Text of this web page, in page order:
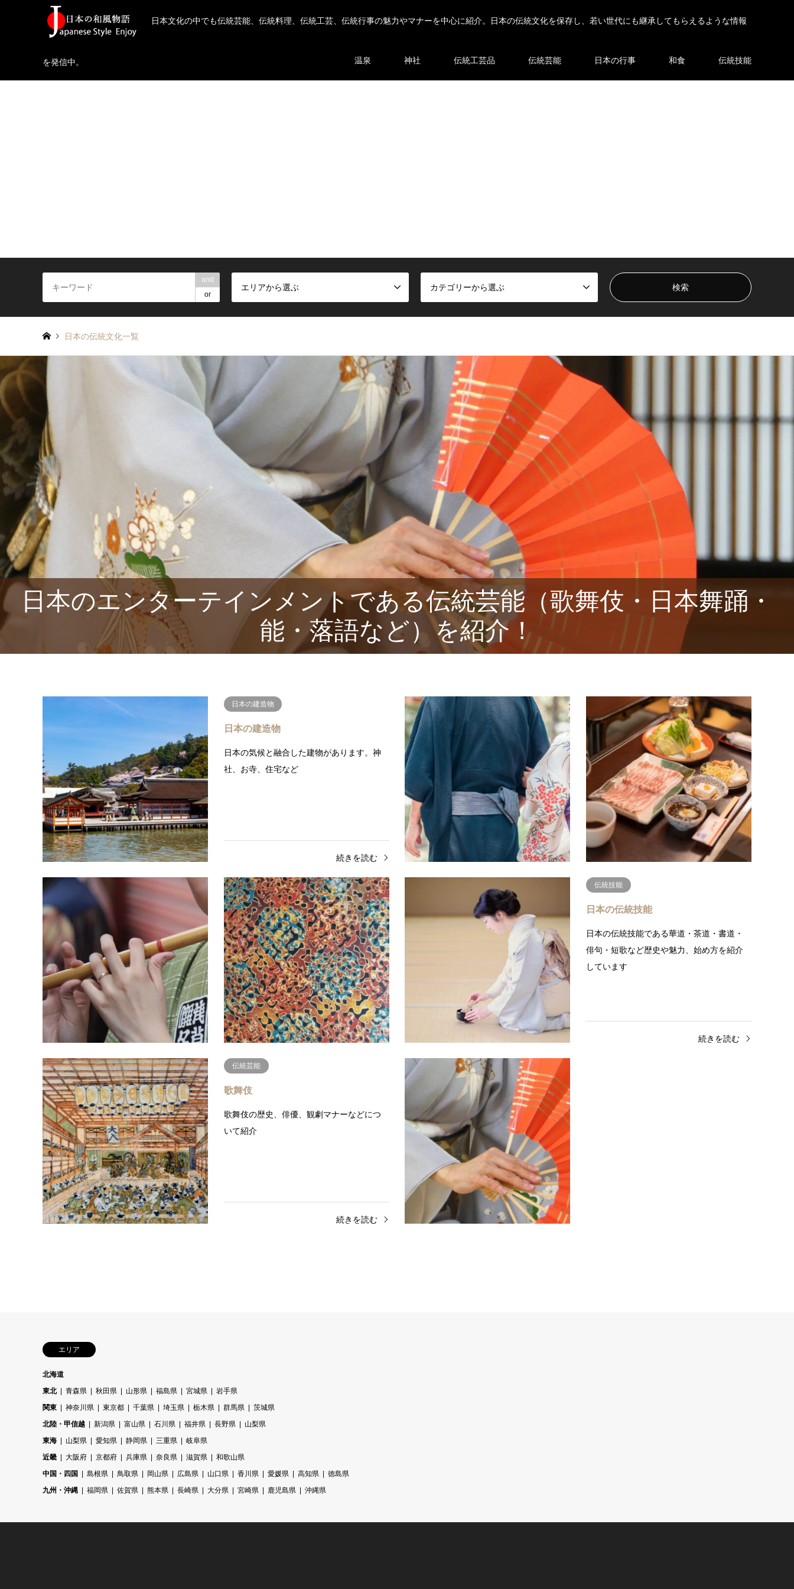
日本文化の中でも伝統芸能、伝統料理、伝統工芸、伝統行事の魅力やマナーを中心に紹介。日本の伝統文化を保存し、若い世代にも継承してもらえるような情報
を発信中。 温泉 神社 伝統工芸品 伝統芸能 日本の行事 和食 伝統技能
and
or
エリアから選ぶ カテゴリーから選ぶ
日本の伝統文化一覧
日本のエンターテインメントである伝統芸能（歌舞伎・日本舞踊・
能・落語など）を紹介！
日本の建造物
日本の建造物
日本の気候と融合した建物があります。神
社、お寺、住宅など
続きを読む
日本の行事
日本の行事
日本の春夏秋冬には思い出に残る色々な行
事があります。お正月、ひな祭り、節句、
七五三、お盆、お彼岸・・など等。子供の
ころを思い出すのもよし、家族とお…
続きを読む
和楽器
和楽器
三味線、太鼓、尺八などの歴史や魅力、和
楽器の使い方などを解説
続きを読む
日本の繊細で優雅と優しさが織りなす数々
伝統技能
日本の伝統技能
日本の伝統技能である華道・茶道・書道・
俳句・短歌など歴史や魅力、始め方を紹介
しています
続きを読む
伝統芸能
歌舞伎
歌舞伎の歴史、俳優、観劇マナーなどにつ
いて紹介
続きを読む
エリア
北海道
東北
青森県 秋田県 山形県 福島県 宮城県
岩手県
関東
神奈川県 東京都 千葉県 埼玉県 栃木県 群馬県
茨城県
北陸・甲信越
新潟県 富山県 石川県 福井県 長野県
山梨県
東海
山梨県 愛知県 静岡県 三重県
岐阜県
近畿
大阪府 京都府 兵庫県 奈良県 滋賀県
和歌山県
中国・四国
島根県 鳥取県 岡山県 広島県 山口県 香川県 愛媛県 高知県
徳島県
九州・沖縄
福岡県 佐賀県 熊本県 長崎県 大分県 宮崎県 鹿児島県 沖縄県